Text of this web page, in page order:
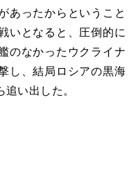
あったからということ
いとなると、圧倒的に
のなかったウクライナ
し、結局ロシアの黒海
い出した。